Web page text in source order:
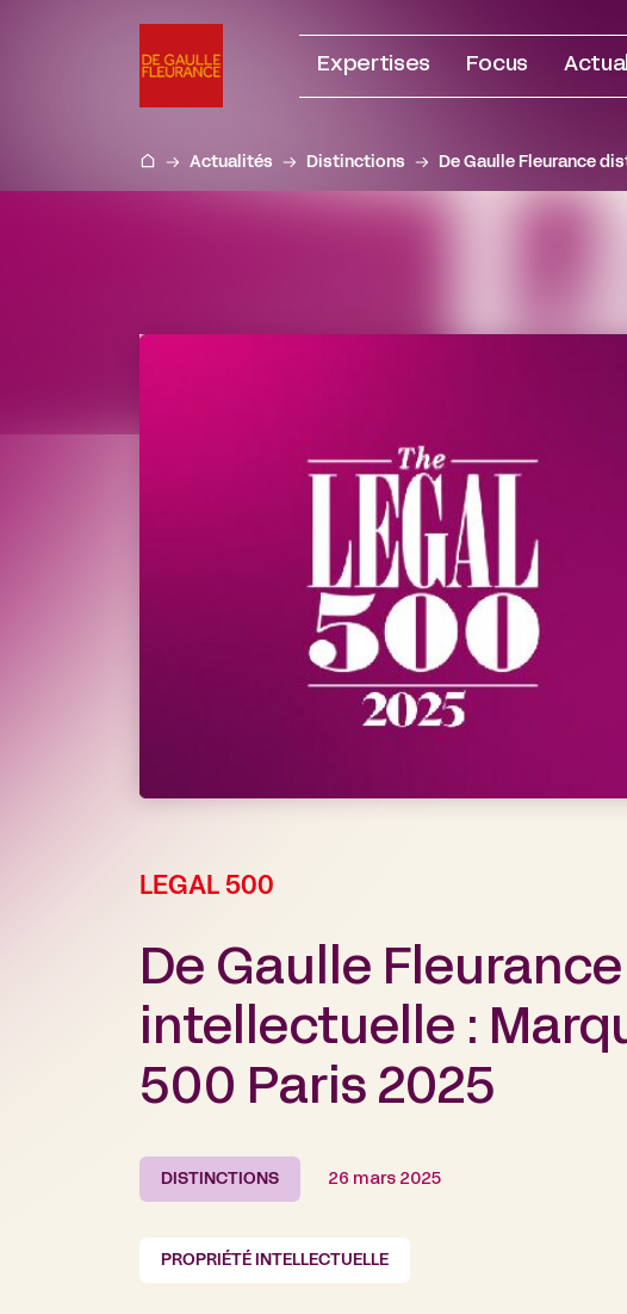
Expertises Focus
Actualités Distinctions De Gaulle Fleurance
LEGAL 500
De Gaulle
intellectuelle :
500 Paris 2025
DISTINCTIONS 26 mars 2025
PROPRIÉTÉ INTELLECTUELLE